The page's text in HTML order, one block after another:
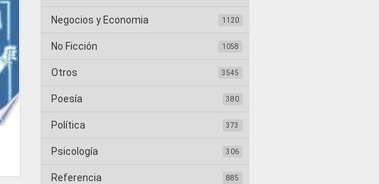
Negocios y Economia 1120
No Ficción 1058
Otros 3545
Poesía 380
Política 373
Psicología 306
Referencia 885